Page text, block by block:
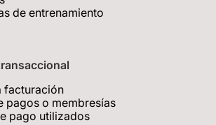
de entrenamiento
facturación
pagos o membresías
pago utilizados